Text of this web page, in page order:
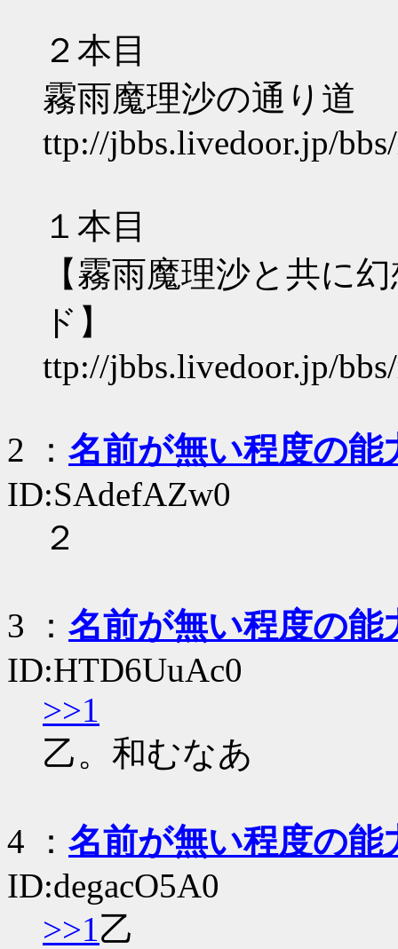
２本目
霧雨魔理沙の通り道
ttp://jbbs.livedoor.jp/
１本目
【霧雨魔理沙と共に
ド】
ttp://jbbs.livedoor.jp/
2 ： 名前が無い程度の能
ID:SAdefAZw0
２
3 ： 名前が無い程度の能
ID:HTD6UuAc0
>>1
乙。和むなあ
4 ： 名前が無い程度の能
ID:degacO5A0
>>1乙